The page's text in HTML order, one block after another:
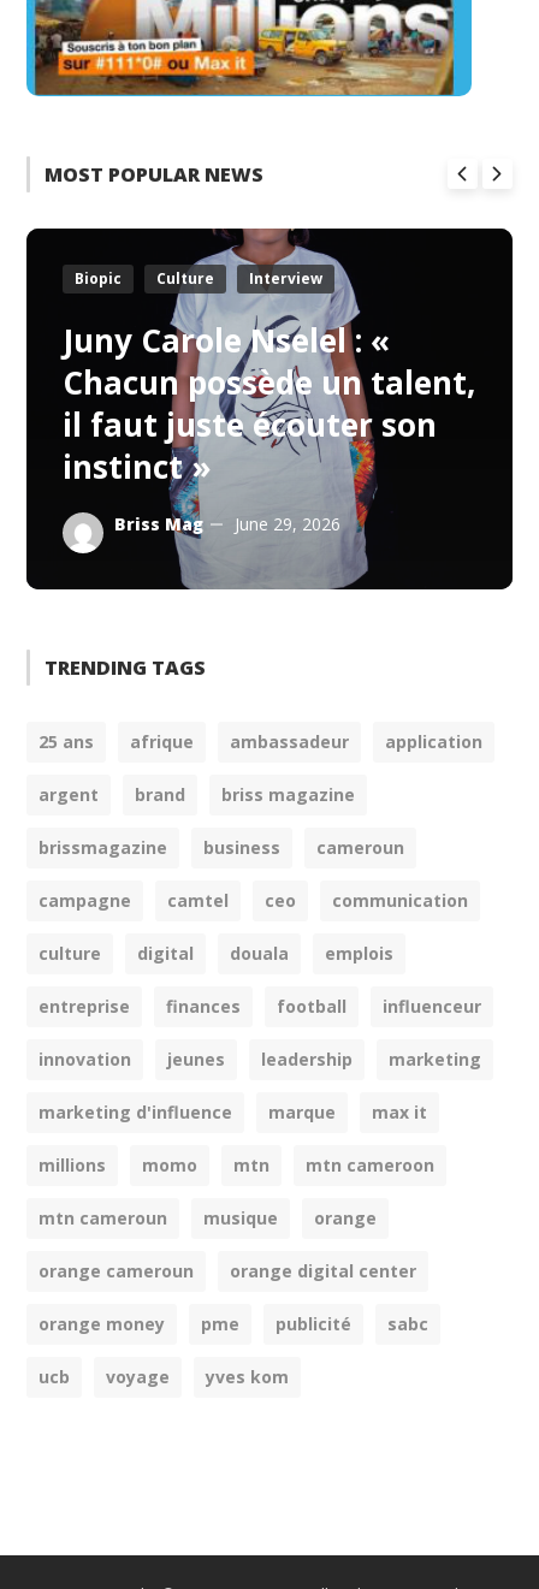
MOST POPULAR NEWS
Juny Carole Nselel : «
Chacun possède un talent,
il faut juste écouter son
instinct »
Briss Mag June 29, 2026
Biopic Culture Interview
TRENDING TAGS
25 ans afrique ambassadeur application
argent brand briss magazine
brissmagazine business cameroun
campagne camtel ceo communication
culture digital douala emplois
entreprise finances football influenceur
innovation jeunes leadership marketing
marketing d'influence marque max it
millions momo mtn mtn cameroon
mtn cameroun musique orange
orange cameroun orange digital center
orange money pme publicité sabc
ucb voyage yves kom